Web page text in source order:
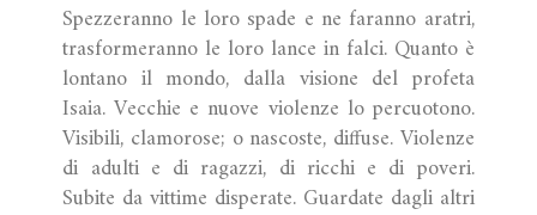
Spezzeranno le loro spade e ne faranno aratri,
trasformeranno le loro lance in falci. Quanto è
lontano il mondo, dalla visione del profeta
Isaia. Vecchie e nuove violenze lo percuotono.
Visibili, clamorose; o nascoste, diffuse. Violenze
di adulti e di ragazzi, di ricchi e di poveri.
Subite da vittime disperate. Guardate dagli altri